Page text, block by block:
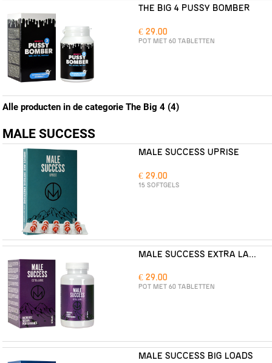
THE BIG 4 PUSSY BOMBER
€ 29.00
POT MET 60 TABLETTEN
Alle producten in de categorie The Big 4 (4)
MALE SUCCESS
MALE SUCCESS UPRISE
€ 29.00
15 SOFTGELS
MALE SUCCESS EXTRA LARGE
€ 29.00
POT MET 60 TABLETTEN
MALE SUCCESS BIG LOADS